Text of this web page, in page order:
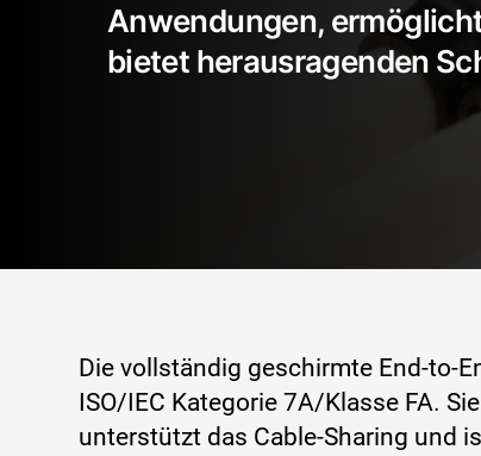
Anwendungen,
bietet herausragenden
Die vollständig geschirmte End-to-
ISO/IEC Kategorie 7A/Klasse FA.
unterstützt das Cable-Sharing und